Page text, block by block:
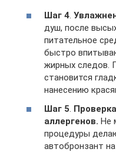
Шаг 4.
душ, после
питательное
быстро
жирных следов.
становится
нанесению
Шаг 5
аллергенов. Не
процедуры
автобронзант